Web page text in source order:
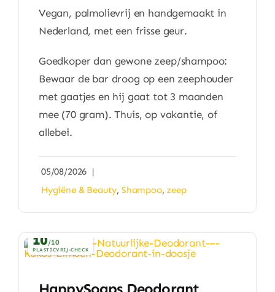
Vegan, palmolievrij en handgemaakt in
Nederland, met een frisse geur.
Goedkoper dan gewone zeep/shampoo:
Bewaar de bar droog op een zeephouder
met gaatjes en hij gaat tot 3 maanden
mee (70 gram). Thuis, op vakantie, of
allebei.
05/08/2026 |
Hygiëne & Beauty, Shampoo,zeep
10/10
PLASTICVRIJ-CHECK